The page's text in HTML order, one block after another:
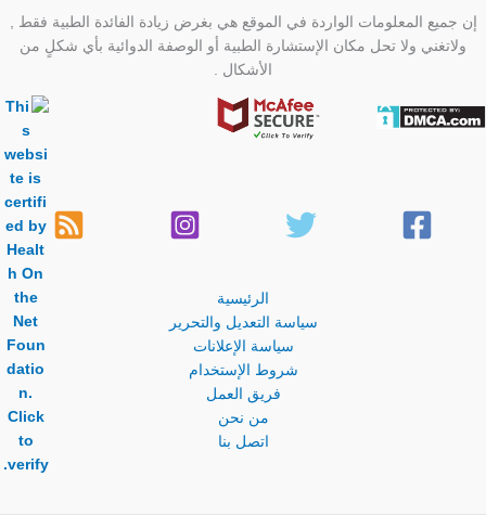
إن جميع المعلومات الواردة في الموقع هي بغرض زيادة الفائدة الطبية فقط ,
ولاتغني ولا تحل مكان الإستشارة الطبية أو الوصفة الدوائية بأي شكلٍ من
الأشكال .
الرئيسية
سياسة التعديل والتحرير
سياسة الإعلانات
شروط الإستخدام
فريق العمل
من نحن
اتصل بنا